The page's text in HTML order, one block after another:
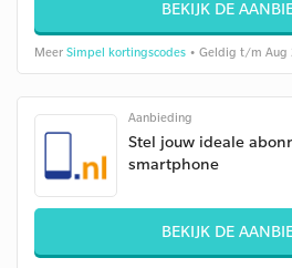
BEKIJK DE
Meer Simpel kortingscodes • Geldig t/m Aug
Aanbieding
Stel jouw ideale
smartphone
BEKIJK DE